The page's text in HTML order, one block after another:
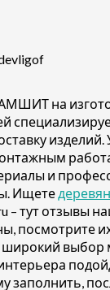
на
и
Ищете
– тут отзывы
посмотрите
выбор
заполнить,